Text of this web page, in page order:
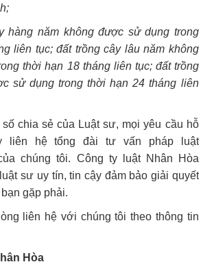
hàng năm không được sử dụng trong
liên tục; đất trồng cây lâu năm không
thời hạn 18 tháng liên tục; đất trồng
sử dụng trong thời hạn 24 tháng liên
chia sẻ của Luật sư, mọi yêu cầu hỗ
liên hệ tổng đài tư vấn pháp luật
chúng tôi. Công ty luật Nhân Hòa
sư uy tín, tin cậy đảm bảo giải quyết
gặp phải.
liên hệ với chúng tôi theo thông tin
Hòa